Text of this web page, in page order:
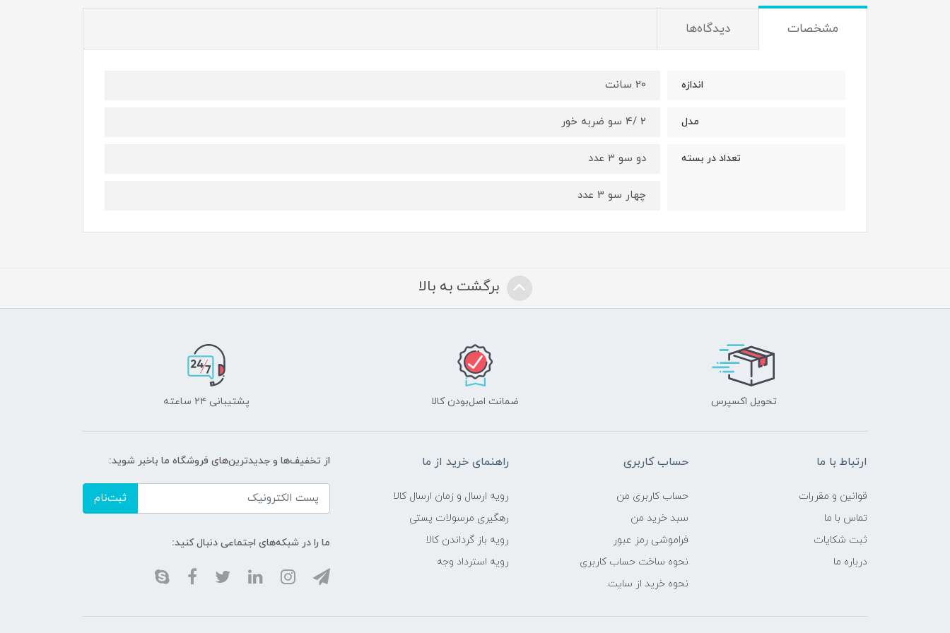
مشخصات دیدگاه‌ها
اندازه 20 سانت
مدل 2 /4 سو ضربه خور
تعداد در بسته دو سو 3 عدد
چهار سو 3 عدد
برگشت به بالا
تحویل اکسپرس ضمانت اصل‌بودن کالا پشتیبانی ۲۴ ساعته
ارتباط با ما
قوانین و مقررات
تماس با ما
ثبت شکایات
درباره ما
حساب کاربری
حساب کاربری من
سبد خرید من
فراموشی رمز عبور
نحوه ساخت حساب کاربری
نحوه خرید از سایت
راهنمای خرید از ما
رویه ارسال و زمان ارسال کالا
رهگیری مرسولات پستی
رویه باز گرداندن کالا
رویه استرداد وجه
از تخفیف‌ها و جدیدترین‌های فروشگاه ما باخبر شوید:
ثبت‌نام
ما را در شبکه‌های اجتماعی دنبال کنید: